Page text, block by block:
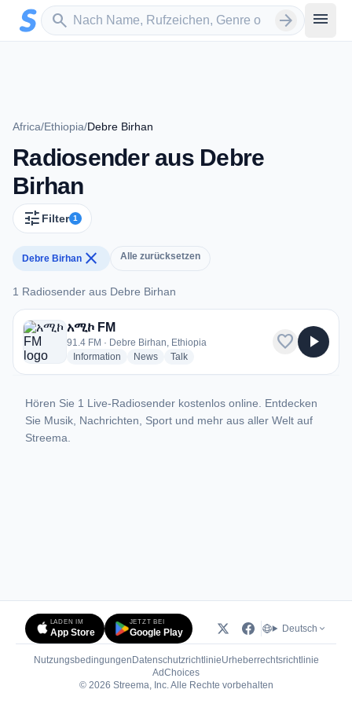
Zum Hauptinhalt springen
search
Sender suchen arrow_forward menu
Africa/Ethiopia/Debre Birhan
Radiosender aus Debre
Birhan
tune Filter 1
Debre Birhan close Alle zurücksetzen
1 Radiosender aus Debre Birhan
1 Radiosender aus Debre Birhan
አሚኮ FM
91.4 FM · Debre Birhan, Ethiopia
Information radio stations
Newsradio stations
Talkradio stations
favorite play_arrow
Hören Sie 1 Live-Radiosender kostenlos online. Entdecken
Sie Musik, Nachrichten, Sport und mehr aus aller Welt auf
Streema.
LADEN IM
App Store
JETZT BEI
Google Play Deutsch
Nutzungsbedingungen DatenschutzrichtlinieUrheberrechtsrichtlinie
AdChoices(öffnet in neuem Tab)
© 2026 Streema, Inc. Alle Rechte vorbehalten